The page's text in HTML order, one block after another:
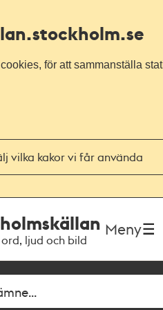
.stockholm.se
för att sammanställa
vilka kakor vi får använda
ljud och bild
Meny